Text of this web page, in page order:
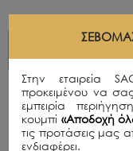
Περιγραφή
Χειροποίητη
Στην εταιρεία
προκειμένου να
εμπειρία
κουμπί «Αποδοχή
τις προτάσεις μας
ενδιαφέρει.